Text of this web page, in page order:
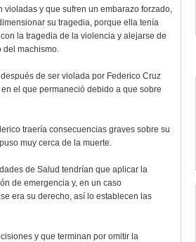
y que sufren un embarazo forzado,
su tragedia, porque ella tenía
la tragedia de la violencia y alejarse de
del machismo.
de ser violada por Federico Cruz
el que permaneció debido a que sobre
traería consecuencias graves sobre su
muy cerca de la muerte.
de Salud tendrían que aplicar la
de emergencia y, en un caso
era su derecho, así lo establecen las
y que terminan por omitir la